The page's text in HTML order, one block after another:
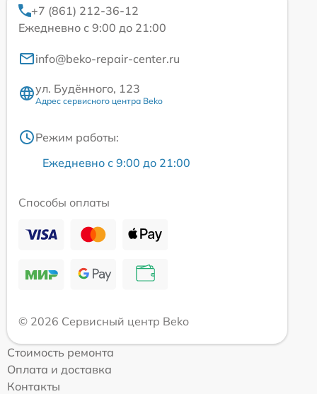
+7 (861) 212-36-12
Ежедневно с 9:00 до 21:00
info@beko-repair-center.ru
ул. Будённого, 123
Адрес сервисного центра Beko
Режим работы:
Ежедневно с 9:00 до 21:00
Способы оплаты
© 2026 Сервисный центр Beko
Стоимость ремонта
Оплата и доставка
Контакты